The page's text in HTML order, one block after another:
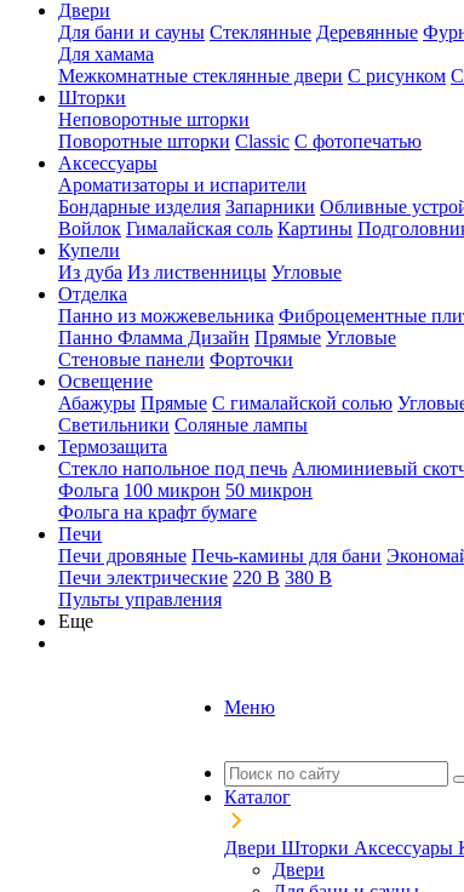
Двери
Для бани и сауны Стеклянные Деревянные
Для хамама
Межкомнатные стеклянные двери С рисунком
Шторки
Неповоротные шторки
Поворотные шторки Classic С фотопечатью
Аксессуары
Ароматизаторы и испарители
Бондарные изделия Запарники Обливные
Войлок Гималайская соль Картины
Купели
Из дуба Из лиственницы Угловые
Отделка
Панно из можжевельника Фиброцементные
Панно Фламма Дизайн Прямые Угловые
Стеновые панели Форточки
Освещение
Абажуры Прямые С гималайской солью
Светильники Соляные лампы
Термозащита
Стекло напольное под печь Алюминиевый
Фольга 100 микрон 50 микрон
Фольга на крафт бумаге
Печи
Печи дровяные Печь-камины для бани
Печи электрические 220 В 380 В
Пульты управления
Еще
Меню
Каталог
Двери Шторки Аксессуары
Двери